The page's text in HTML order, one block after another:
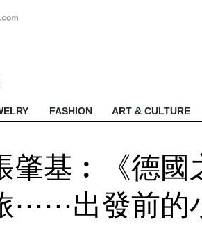
FASHION ART & CULTURE
肇基︰《德國
⋯⋯出發前的